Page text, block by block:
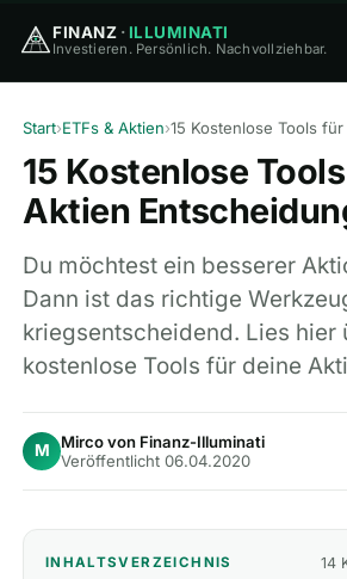
FINANZ · ILLUMINATI
Investieren. Persönlich. Nachvollziehbar.
FINANZ· ILLUMINATI
🏠Home
🎓Wissen
⚖️ Vergleiche
Start›ETFs & Aktien›
15 Kostenlose
Aktien
Du möchtest ein besserer
Dann ist das richtige
kriegsentscheidend. Lies hier
kostenlose Tools für deine
M
Mirco von Finanz-Illuminati
Veröffentlicht 06.04.2020
INHALTSVERZEICHNIS 14